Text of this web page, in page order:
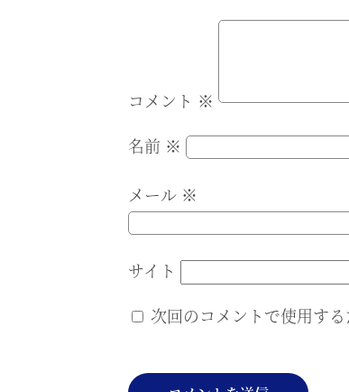
コメント ※
名前 ※
メール ※
サイト
次回のコメントで使用す